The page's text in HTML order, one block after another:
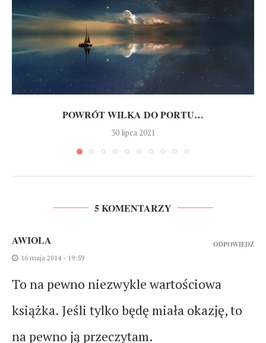
POWRÓT WILKA DO PORTU…
30 lipca 2021
5 KOMENTARZY
AWIOLA
16 maja 2014 - 19:59
To na pewno niezwykle wartościowa
książka. Jeśli tylko będę miała okazję, to
na pewno ją przeczytam.
ODPOWIEDŹ